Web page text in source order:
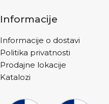
Informacije
Informacije o dostavi
Politika privatnosti
Prodajne lokacije
Katalozi